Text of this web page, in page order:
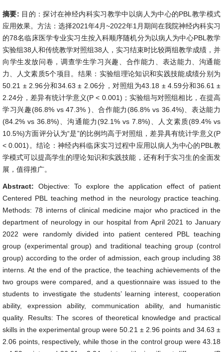
摘要: 目的：探讨在神经内科实习教学中以病人为中心的PBL教学模式
应用效果。方法：选择2021年4月~2022年1月期间在我院神经内科实习
的78名临床医学专业实习生按入科顺序随机分为以病人为中心PBL教学
实验组38人和传统教学对照组38人，实习结束时比较两组教学成绩，并
向学生发放问卷，调查学生学习兴趣、合作能力、表达能力、沟通能
力、人文素质5个项目。结果：实验组理论知识和实践技能成绩分别为
50.21 ± 2.96分和34.63 ± 2.06分，对照组为43.18 ± 4.59分和36.61 ±
2.24分，差异有统计学意义(P < 0.001)；实验组与对照组相比，在提高
学习兴趣(86.8% vs 47.3% )、合作能力(86.8% vs 36.4%)、表达能力
(84.2% vs 36.8%)、沟通能力(92.1% vs 7.8%)、人文素质(89.4% vs
10.5%)方面评分认为“是”的比例均高于对照组，差异具有统计学意义(P
< 0.001)。结论：神经内科临床实习过程中应用以病人为中心的PBL教
学模式可以提高学生的理论知识和实践技能，还有利于实习生的全面发
展，值得推广。
Abstract: Objective: To explore the application effect of patient
Centered PBL teaching method in the neurology practice teaching.
Methods: 78 interns of clinical medicine major who practiced in the
department of neurology in our hospital from April 2021 to January
2022 were randomly divided into patient centered PBL teaching
group (experimental group) and traditional teaching group (control
group) according to the order of admission, each group including 38
interns. At the end of the practice, the teaching achievements of the
two groups were compared, and a questionnaire was issued to the
students to investigate the students’ learning interest, cooperation
ability, expression ability, communication ability, and humanistic
quality. Results: The scores of theoretical knowledge and practical
skills in the experimental group were 50.21 ± 2.96 points and 34.63 ±
2.06 points, respectively, while those in the control group were 43.18